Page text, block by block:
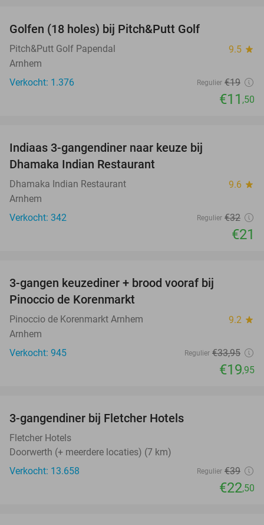
Golfen (18 holes) bij Pitch&Putt Golf
Pitch&Putt Golf Papendal 9.5 star
Arnhem
Verkocht: 1.376
Regulier €19
€11 ,50
Indiaas 3-gangendiner naar keuze bij
Dhamaka Indian Restaurant
Dhamaka Indian Restaurant 9.6 star
Arnhem
Verkocht: 342
Regulier €32
€21
3-gangen keuzediner + brood vooraf bij
Pinoccio de Korenmarkt
Pinoccio de Korenmarkt Arnhem 9.2 star
Arnhem
Verkocht: 945
Regulier €33,95
€19,95
3-gangendiner bij Fletcher Hotels
Fletcher Hotels
Doorwerth (+ meerdere locaties) (7 km)
Verkocht: 13.658
Regulier €39
€22,50